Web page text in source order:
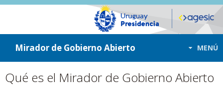
ir a contenido
ir al menú
Mirador de Gobierno Abierto MENÚ
Qué es el Mirador de Gobierno Abierto